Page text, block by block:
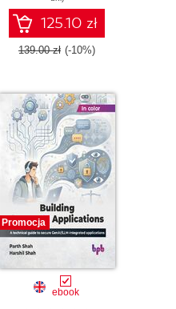
125.10 zł
139.00 zł (-10%)
Promocja
ebook